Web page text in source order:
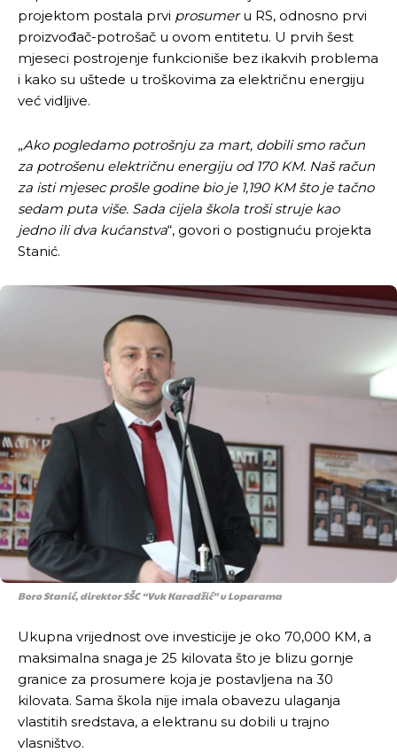
projektom postala prvi prosumeru RS, odnosno prvi
proizvođač-potrošač u ovom entitetu. U prvih šest
mjeseci postrojenje funkcioniše bez ikakvih problema
i kako su uštede u troškovima za električnu energiju
već vidljive.
„Ako pogledamo potrošnju za mart, dobili smo račun
za potrošenu električnu energiju od 170 KM. Naš račun
za isti mjesec prošle godine bio je 1,190 KM što je tačno
sedam puta više. Sada cijela škola troši struje kao
jedno ili dva kućanstva“, govori o postignuću projekta
Stanić.
Boro Stanić, direktor SŠC “Vuk Karadžić” u Loparama
Ukupna vrijednost ove investicije je oko 70,000 KM, a
maksimalna snaga je 25 kilovata što je blizu gornje
granice za prosumere koja je postavljena na 30
kilovata. Sama škola nije imala obavezu ulaganja
vlastitih sredstava, a elektranu su dobili u trajno
vlasništvo.